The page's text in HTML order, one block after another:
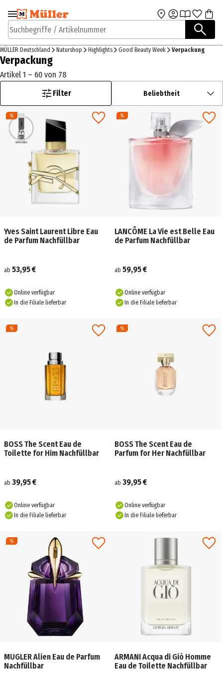
Zur Navigation
springen
Zum Hauptinhalt
Suchbegriffe / Artikelnummer
MÜLLER Deutschland Naturshop Highlights Good Beauty Week Verpackung
Verpackung
Artikel 1 – 60 von 78
Filter
Beliebtheit
Yves Saint Laurent Libre Eau
de Parfum Nachfüllbar
ab 53,95 €
Online verfügbar
In die Filiale lieferbar
LANCÔME La Vie est Belle Eau
de Parfum Nachfüllbar
ab 59,95 €
Online verfügbar
In die Filiale lieferbar
BOSS The Scent Eau de
Toilette for Him Nachfüllbar
ab 39,95 €
Online verfügbar
In die Filiale lieferbar
BOSS The Scent Eau de
Parfum for Her Nachfüllbar
ab 39,95 €
Online verfügbar
In die Filiale lieferbar
MUGLER Alien Eau de Parfum
Nachfüllbar
ARMANI Acqua di Giò Homme
Eau de Toilette Nachfüllbar